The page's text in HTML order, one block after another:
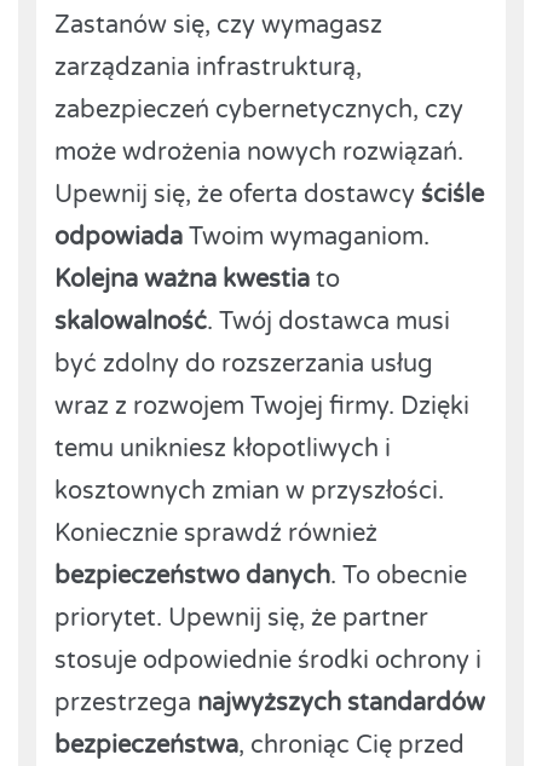
Zastanów się, czy wymagasz
zarządzania infrastrukturą,
zabezpieczeń cybernetycznych, czy
może wdrożenia nowych rozwiązań.
Upewnij się, że oferta dostawcy ściśle
odpowiada Twoim wymaganiom.
Kolejna ważna kwestia to
skalowalność. Twój dostawca musi
być zdolny do rozszerzania usług
wraz z rozwojem Twojej firmy. Dzięki
temu unikniesz kłopotliwych i
kosztownych zmian w przyszłości.
Koniecznie sprawdź również
bezpieczeństwo danych. To obecnie
priorytet. Upewnij się, że partner
stosuje odpowiednie środki ochrony i
przestrzega najwyższych standardów
bezpieczeństwa, chroniąc Cię przed